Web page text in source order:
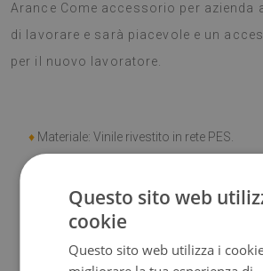
Arance Come accessorio per azienda
di lavorare e sarà piacevole e un
per il nuovo lavoratore.
♦ Materiale: Vinile rivestito in rete PES.
Elevata resistenza allo
non hanno le proprietà
Questo sito web
cookie
Questo sito web utilizza i